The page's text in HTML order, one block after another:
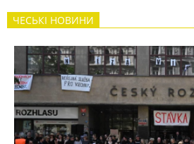
ЧЕСЬКІ НОВИНИ